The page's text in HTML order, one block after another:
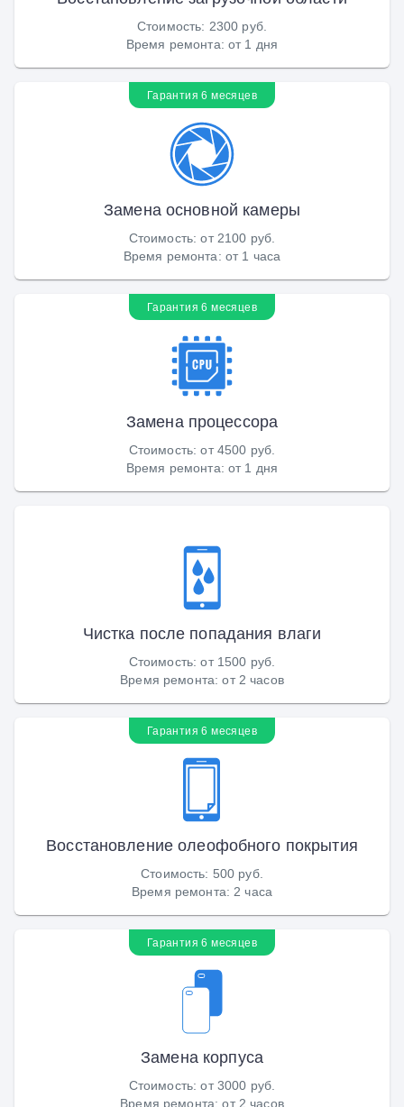
Стоимость: 2300 руб.
Время ремонта:от 1 дня
Гарантия 6 месяцев
Замена основной камеры
Стоимость:от 2100 руб.
Время ремонта: от 1 часа
Гарантия 6 месяцев
Замена процессора
Стоимость:от 4500 руб.
Время ремонта:от 1 дня
Чистка после попадания влаги
Стоимость:от 1500 руб.
Время ремонта:от 2 часов
Гарантия 6 месяцев
Восстановление олеофобного покрытия
Стоимость: 500 руб.
Время ремонта: 2 часа
Гарантия 6 месяцев
Замена корпуса
Стоимость:от 3000 руб.
Время ремонта:от 2 часов